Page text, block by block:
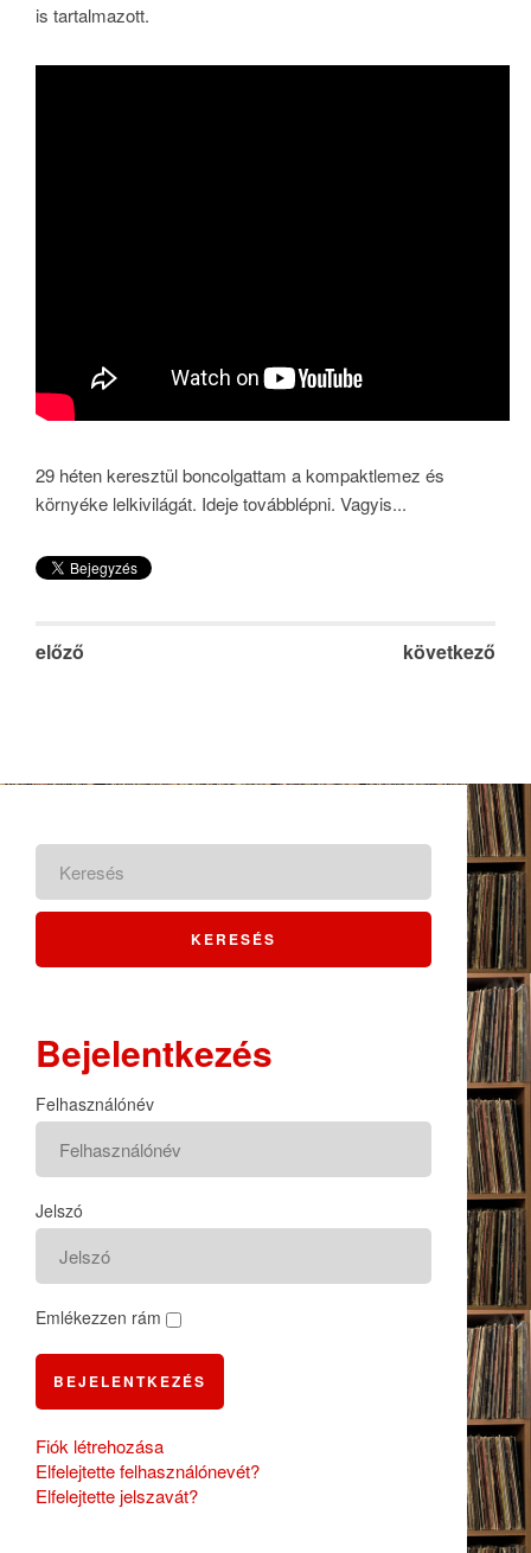
is tartalmazott.
29 héten keresztül boncolgattam a kompaktlemez és
környéke lelkivilágát. Ideje továbblépni. Vagyis...
előző következő
Bejelentkezés
Felhasználónév
Jelszó
Emlékezzen rám
BEJELENTKEZÉS
Fiók létrehozása
Elfelejtette felhasználónevét?
Elfelejtette jelszavát?